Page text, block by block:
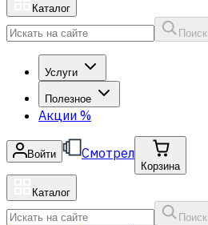
Каталог
Поиск
Услуги
Полезное
Акции %
Войти Смотрел
Корзина
Каталог
Поиск